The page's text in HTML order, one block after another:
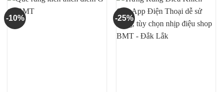
-10% -25%